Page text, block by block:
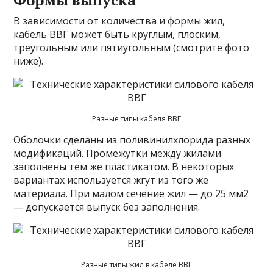
В зависимости от количества и формы жил,
кабель ВВГ может быть круглым, плоским,
треугольным или пятиугольным (смотрите фото
ниже).
Разные типы кабеля ВВГ
Оболочки сделаны из поливинилхлорида разных
модификаций. Промежутки между жилами
заполнены тем же пластикатом. В некоторых
вариантах используется жгут из того же
материала. При малом сечение жил — до 25 мм2
— допускается выпуск без заполнения.
Разные типы жил в кабеле ВВГ